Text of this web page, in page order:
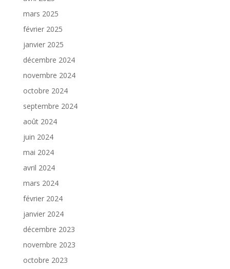
mars 2025
février 2025
janvier 2025
décembre 2024
novembre 2024
octobre 2024
septembre 2024
août 2024
juin 2024
mai 2024
avril 2024
mars 2024
février 2024
janvier 2024
décembre 2023
novembre 2023
octobre 2023